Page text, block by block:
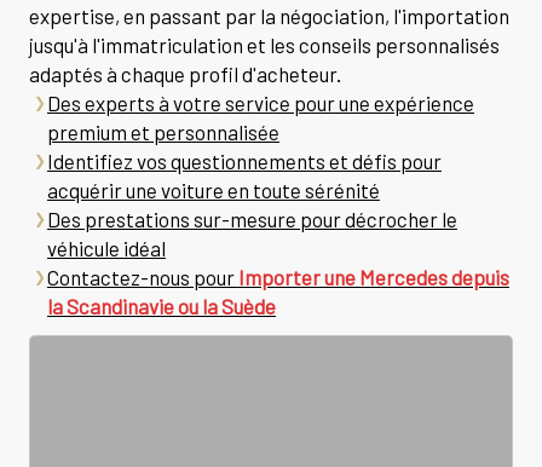
expertise, en passant par la négociation, l'importation
jusqu'à l'immatriculation et les conseils personnalisés
adaptés à chaque profil d'acheteur.
Des experts à votre service pour une expérience
premium et personnalisée
Identifiez vos questionnements et défis pour
acquérir une voiture en toute sérénité
Des prestations sur-mesure pour décrocher le
véhicule idéal
Contactez-nous pour Importer une Mercedes depuis
la Scandinavie ou la Suède